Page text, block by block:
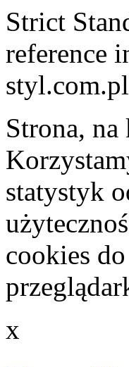
Strict
reference
Strona,
statystyk
cookies
x